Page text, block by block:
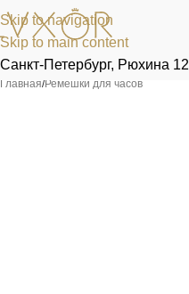
Skip to navigation
Skip to main content
Санкт-Петербург, Рюхина 12
Главная/Ремешки для часов